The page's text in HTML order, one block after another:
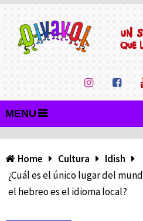
MENU
Home Cultura
Idish
¿Cuál es el único lugar del
el hebreo es el idioma local?